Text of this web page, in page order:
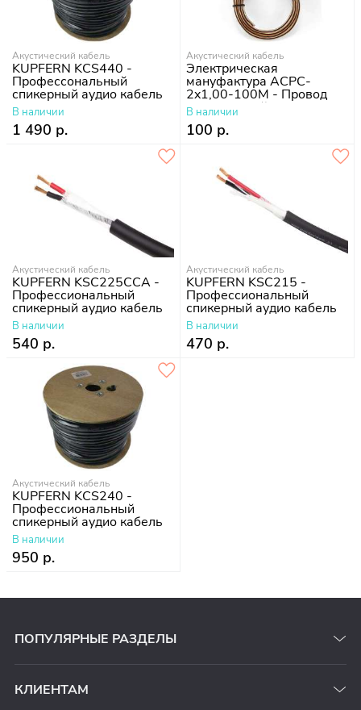
Акустический кабель
KUPFERN KCS440 -
Профессональный
спикерный аудио кабель
4х4мм
В наличии
1 490 р.
Акустический кабель
Электрическая
мануфактура ACPC-
2x1,00-100M - Провод
акустический
В наличии
100 р.
Акустический кабель
KUPFERN KSC225CCA -
Профессиональный
спикерный аудио кабель
В наличии
540 р.
Акустический кабель
KUPFERN KSC215 -
Профессиональный
спикерный аудио кабель
В наличии
470 р.
Акустический кабель
KUPFERN KCS240 -
Профессиональный
спикерный аудио кабель
2х4мм
В наличии
950 р.
ПОПУЛЯРНЫЕ РАЗДЕЛЫ
КЛИЕНТАМ